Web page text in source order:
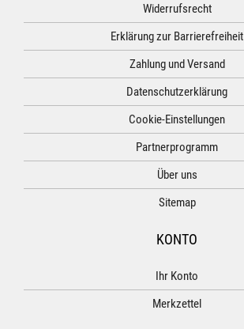
Widerrufsrecht
Erklärung zur Barrierefreiheit
Zahlung und Versand
Datenschutzerklärung
Cookie-Einstellungen
Partnerprogramm
Über uns
Sitemap
KONTO
Ihr Konto
Merkzettel